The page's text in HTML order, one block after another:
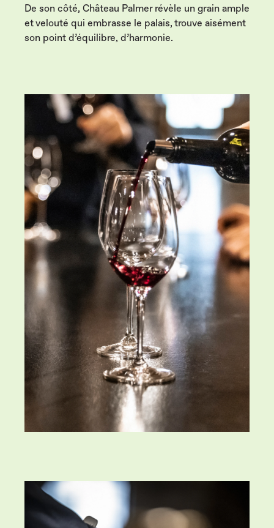
De son côté, Château Palmer révèle un grain ample
et velouté qui embrasse le palais, trouve aisément
son point d’équilibre, d’harmonie.